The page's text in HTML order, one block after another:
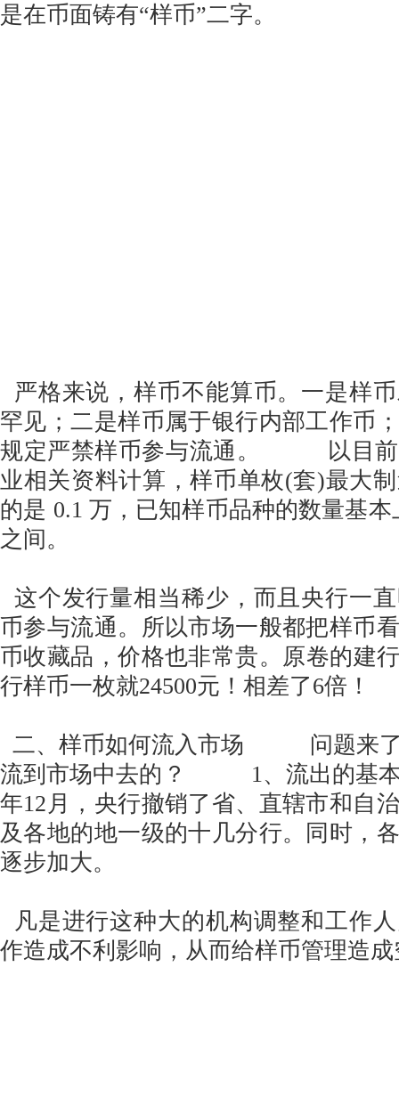
是在币面铸有“样币”二字。
严格来说，样币不能算币。一是样
罕见；二是样币属于银行内部工作币
规定严禁样币参与流通。 以目前
业相关资料计算，样币单枚(套)最大
的是 0.1 万，已知样币品种的数量基本
之间。
这个发行量相当稀少，而且央行一
币参与流通。所以市场一般都把样币
币收藏品，价格也非常贵。原卷的建
行样币一枚就24500元！相差了6倍！
二、样币如何流入市场 问题来了
流到市场中去的？ 1、流出的基本
年12月，央行撤销了省、直辖市和自
及各地的地一级的十几分行。同时，
逐步加大。
凡是进行这种大的机构调整和工作
作造成不利影响，从而给样币管理造